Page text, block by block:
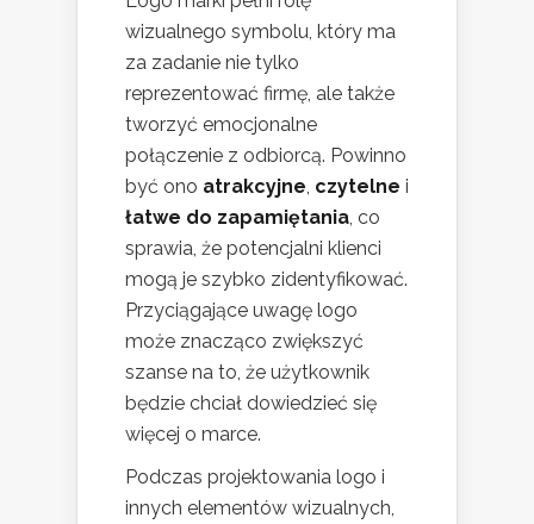
wizualnego symbolu, który ma
za zadanie nie tylko
reprezentować firmę, ale także
tworzyć emocjonalne
połączenie z odbiorcą. Powinno
być ono atrakcyjne czytelne i
łatwe do zapamiętania , co
sprawia, że potencjalni klienci
mogą je szybko zidentyfikować.
Przyciągające uwagę logo
może znacząco zwiększyć
szanse na to, że użytkownik
będzie chciał dowiedzieć się
więcej o marce.
Podczas projektowania logo i
innych elementów wizualnych,